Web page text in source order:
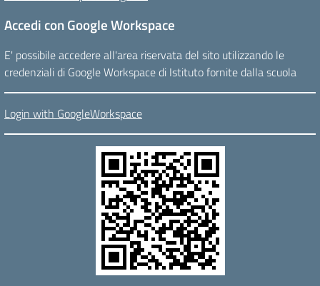
Accedi con Google Workspace
E' possibile accedere all'area riservata del sito utilizzando le
credenziali di Google Workspace di Istituto fornite dalla scuola
Login with GoogleWorkspace